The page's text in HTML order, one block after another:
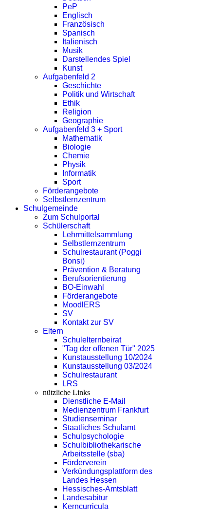
PeP
Englisch
Französisch
Spanisch
Italienisch
Musik
Darstellendes Spiel
Kunst
Aufgabenfeld 2
Geschichte
Politik und Wirtschaft
Ethik
Religion
Geographie
Aufgabenfeld 3 + Sport
Mathematik
Biologie
Chemie
Physik
Informatik
Sport
Förderangebote
Selbstlernzentrum
Schulgemeinde
Zum Schulportal
Schülerschaft
Lehrmittelsammlung
Selbstlernzentrum
Schulrestaurant (Poggi
Bonsi)
Prävention & Beratung
Berufsorientierung
BO-Einwahl
Förderangebote
MoodlERS
SV
Kontakt zur SV
Eltern
Schulelternbeirat
"Tag der offenen Tür" 2025
Kunstausstellung 10/2024
Kunstausstellung 03/2024
Schulrestaurant
LRS
nützliche Links
Dienstliche E-Mail
Medienzentrum Frankfurt
Studienseminar
Staatliches Schulamt
Schulpsychologie
Schulbibliothekarische
Arbeitsstelle (sba)
Förderverein
Verkündungsplattform des
Landes Hessen
Hessisches-Amtsblatt
Landesabitur
Kerncurricula